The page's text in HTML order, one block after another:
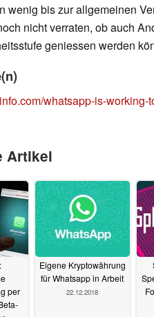
wenig bis zur allgemeinen
nicht verraten, ob auch
geniessen werden
whatsapp-is-
Artikel
per
Eigene Kryptowährung
für Whatsapp in Arbeit
22.12.2018